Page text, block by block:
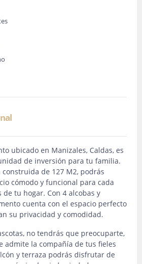
ubicado en Manizales, Caldas, es
de inversión para tu familia.
de 127 M2, podrás
cómodo y funcional para cada
tu hogar. Con 4 alcobas y
cuenta con el espacio perfecto
su privacidad y comodidad.
no tendrás que preocuparte,
admite la compañía de tus fieles
y terraza podrás disfrutar de